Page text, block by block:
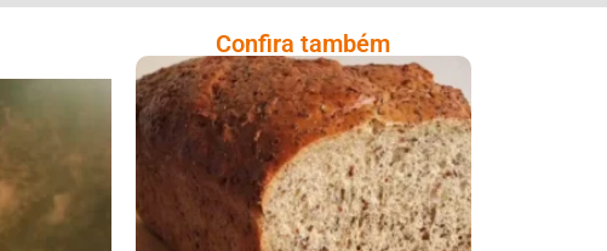
Confira também
Comer Bem: Pão Low
Carb